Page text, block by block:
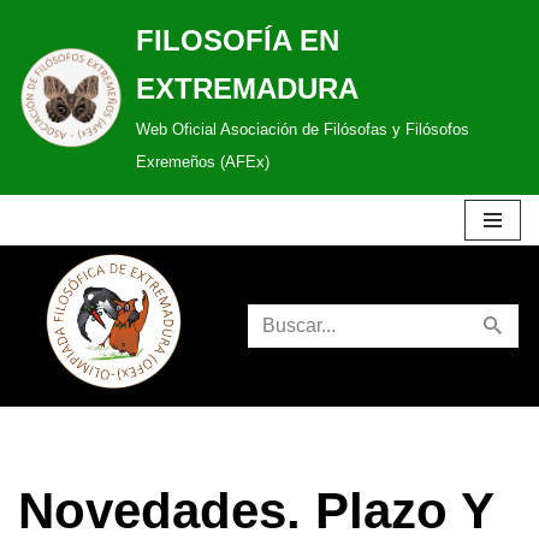
Saltar
al
contenido
FILOSOFÍA EN
EXTREMADURA
Web Oficial Asociación de Filósofas y Filósofos
Exremeños (AFEx)
Novedades. Plazo Y